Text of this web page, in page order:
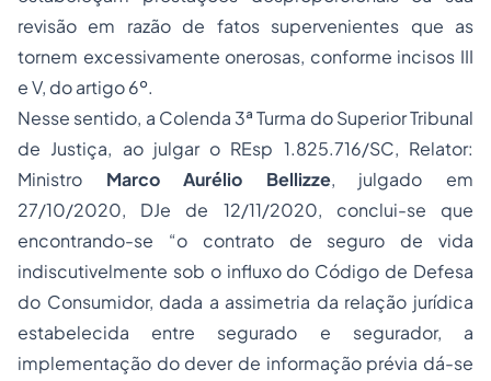
revisão em razão de fatos supervenientes que as
tornem excessivamente onerosas, conforme incisos III
e V, do artigo 6º.
Nesse sentido, a Colenda 3ª Turma do Superior Tribunal
de Justiça, ao julgar o REsp 1.825.716/SC, Relator:
Ministro Marco Aurélio Bellizze, julgado em
27/10/2020, DJe de 12/11/2020, conclui-se que
encontrando-se “o contrato de seguro de vida
indiscutivelmente sob o influxo do Código de Defesa
do Consumidor, dada a assimetria da relação jurídica
estabelecida entre segurado e segurador, a
implementação do dever de informação prévia dá-se